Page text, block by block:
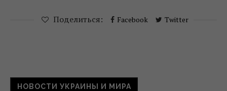
Поделиться: Facebook Twitter
НОВОСТИ УКРАИНЫ И МИРА